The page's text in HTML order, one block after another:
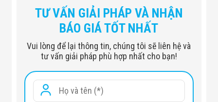
TƯ VẤN GIẢI PHÁP VÀ NHẬN
BÁO GIÁ TỐT NHẤT
Vui lòng để lại thông tin, chúng tôi sẽ liên hệ và
tư vấn giải pháp phù hợp nhất cho bạn!